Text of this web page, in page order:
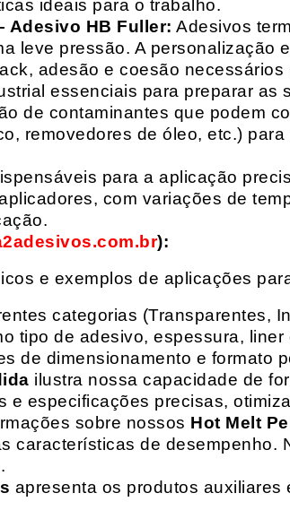
ideais para o trabalho.
Adesivo HB Fuller: Adesivos
leve pressão. A personalização
adesão e coesão necessários
essenciais para preparar as
de contaminantes que podem
removedores de óleo, etc.)
para a aplicação
com variações de
):
e exemplos de aplicações
categorias (Transparentes,
tipo de adesivo, espessura,
de dimensionamento e formato
ilustra nossa capacidade de
especificações precisas,
sobre nossos Hot Melt
características de desempenho.
apresenta os produtos auxiliares